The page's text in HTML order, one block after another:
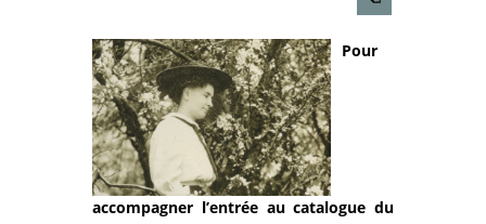
Pour
accompagner l’entrée au catalogue du